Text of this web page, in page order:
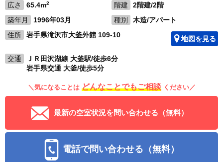
広さ
65.4m2 階建
2階建/2階
築年月
1996年03月 種別
木造/アパート
住所
岩手県滝沢市大釜外館 109-10 地図を見る
交通
ＪＲ田沢湖線 大釜駅/徒歩6分
岩手県交通 大釜/徒歩5分
＼気になることは どんなことでもご相談 ください／
最新の空室状況を問い合わせる（無料）
電話で問い合わせる（無料）